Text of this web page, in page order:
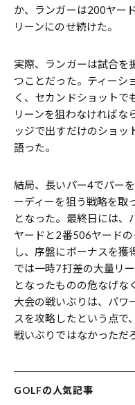
か、ランガーは200ヤー
リーンにのせ続けた。
実際、ランガーは試合を
つことだった。ティーシ
く、セカンドショット
リーンを狙わなければな
ッジで出すだけのショッ
語った。
結局、長いパー4でパー
ーディーを狙う戦略を取
となった。最終日には
ヤードと2番506ヤード
し、序盤にボーナスを獲
では一時7打差の大量リ
となったものの危なげな
大会の戦いぶりは、パワ
スを攻略したという点で
戦いぶりではなかっただ
GOLFの人気記事